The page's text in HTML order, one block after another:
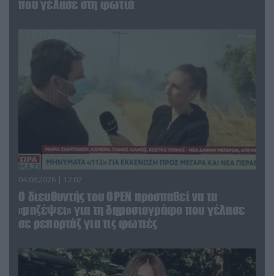
που γέλασε στη φωτιά
04.08.2026 | 12:02
O διευθυντής του OPEN προσπαθεί να τα
«μαζέψει» για τη δημοσιογράφο που γέλασε
σε ρεπορτάζ για τις φωτιές